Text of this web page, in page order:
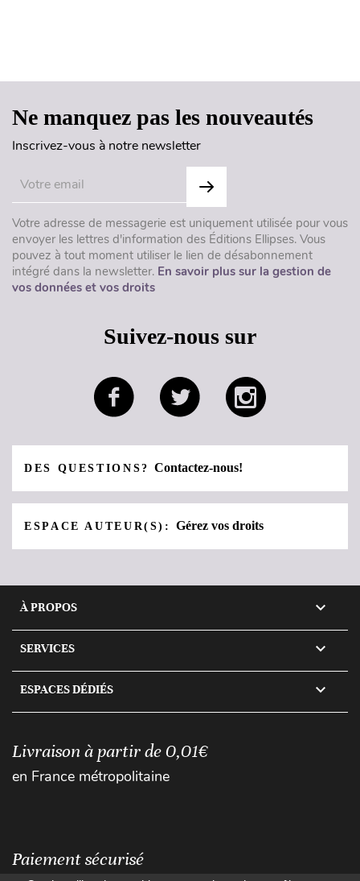
Ne manquez pas les nouveautés
Inscrivez-vous à notre newsletter
Votre adresse de messagerie est uniquement utilisée pour vous
envoyer les lettres d'information des Éditions Ellipses. Vous
pouvez à tout moment utiliser le lien de désabonnement
intégré dans la newsletter. En savoir plus sur la gestion de
vos données et vos droits
Suivez-nous sur
DES QUESTIONS?Contactez-nous!
ESPACE AUTEUR(S):Gérez vos droits
À PROPOS 
SERVICES 
ESPACES DÉDIÉS 
Livraison à partir de 0,01€
en France métropolitaine
Paiement sécurisé